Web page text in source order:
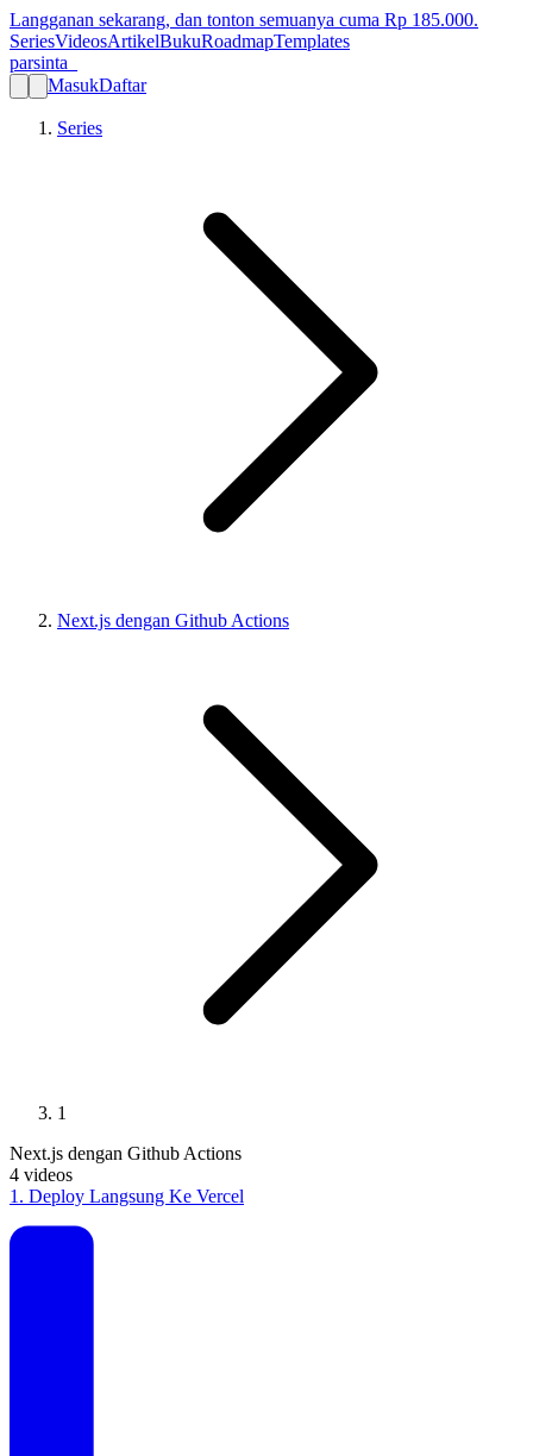
Langganan sekarang, dan tonton semuanya cuma Rp 185.000.
SeriesVideosArtikelBukuRoadmapTemplates
parsinta_
MasukDaftar
Series
Next.js dengan Github Actions
1
Next.js dengan Github Actions
4 videos
1 . Deploy Langsung Ke Vercel